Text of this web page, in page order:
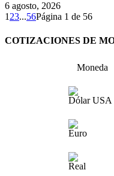
6 agosto, 2026
1 23...56Página 1 de 56
COTIZACIONES DE
Moneda
Dólar USA
Euro
Real